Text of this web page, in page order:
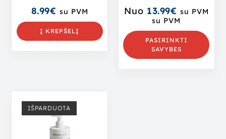
8.99€ su PVM
Į KREPŠELĮ
alkoholiu
Nuo 13.99€ su PVM
su PVM
PASIRINKTI
SAVYBES
IŠPARDUOTA